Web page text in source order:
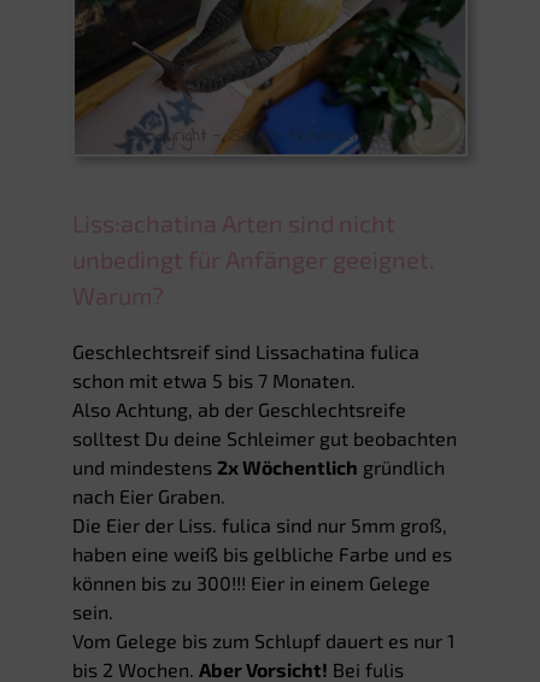
Liss:achatina Arten sind nicht
unbedingt für Anfänger geeignet.
Warum?
Geschlechtsreif sind Lissachatina fulica
schon mit etwa 5 bis 7 Monaten.
Also Achtung, ab der Geschlechtsreife
solltest Du deine Schleimer gut beobachten
und mindestens 2x Wöchentlich gründlich
nach Eier Graben.
Die Eier der Liss. fulica sind nur 5mm groß,
haben eine weiß bis gelbliche Farbe und es
können bis zu 300!!! Eier in einem Gelege
sein.
Vom Gelege bis zum Schlupf dauert es nur 1
bis 2 Wochen. Aber Vorsicht! Bei fulis